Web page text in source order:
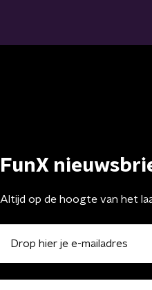
FunX
Altijd op de hoogte van het